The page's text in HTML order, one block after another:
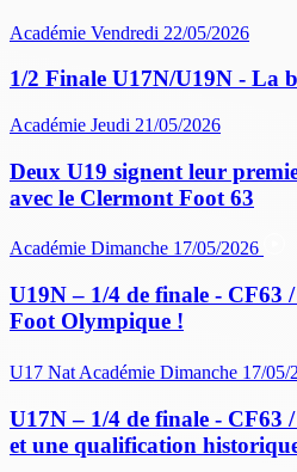
Académie Vendredi 22/05/2026
1/2 Finale U17N/U19N - La
Académie Jeudi 21/05/2026
Deux U19 signent leur
avec le Clermont Foot 63
Académie Dimanche 17/05/2026
U19N – 1/4 de finale -
Foot Olympique !
U17 Nat Académie Dimanche 17/05/
U17N – 1/4 de finale - CF63
et une qualification